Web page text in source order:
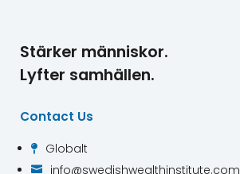
Stärker människor.
Lyfter samhällen.
Contact Us
 Globalt
 info@swedishwealthinstitute.com